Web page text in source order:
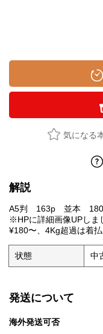
気になる
解説
A5判 163p 並本
※HPに詳細画像UPし
¥180〜、4Kg超過は着払
状態 中
発送について
海外発送可否